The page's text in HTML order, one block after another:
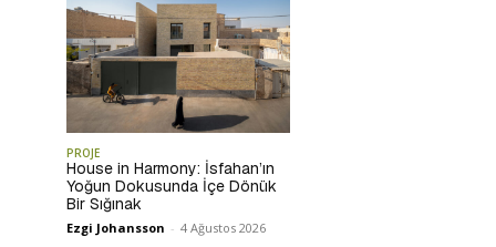
PROJE
House in Harmony: İsfahan’ın
Yoğun Dokusunda İçe Dönük
Bir Sığınak
Ezgi Johansson - 4 Ağustos 2026